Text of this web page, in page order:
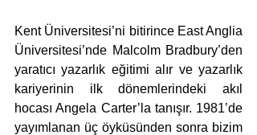
Kent Üniversitesi’ni bitirince East Anglia
Üniversitesi’nde Malcolm Bradbury’den
yaratıcı yazarlık eğitimi alır ve yazarlık
kariyerinin ilk dönemlerindeki akıl
hocası Angela Carter’la tanışır. 1981’de
yayımlanan üç öyküsünden sonra bizim